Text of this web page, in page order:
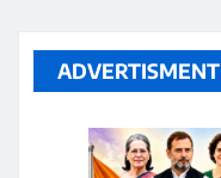
ADVERTISMENT